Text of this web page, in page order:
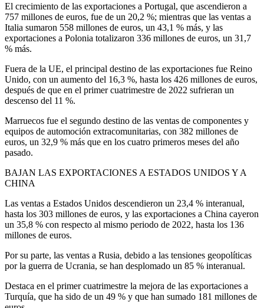
El crecimiento de las exportaciones a Portugal, que ascendieron a
757 millones de euros, fue de un 20,2 %; mientras que las ventas a
Italia sumaron 558 millones de euros, un 43,1 % más, y las
exportaciones a Polonia totalizaron 336 millones de euros, un 31,7
% más.
Fuera de la UE, el principal destino de las exportaciones fue Reino
Unido, con un aumento del 16,3 %, hasta los 426 millones de euros,
después de que en el primer cuatrimestre de 2022 sufrieran un
descenso del 11 %.
Marruecos fue el segundo destino de las ventas de componentes y
equipos de automoción extracomunitarias, con 382 millones de
euros, un 32,9 % más que en los cuatro primeros meses del año
pasado.
BAJAN LAS EXPORTACIONES A ESTADOS UNIDOS Y A
CHINA
Las ventas a Estados Unidos descendieron un 23,4 % interanual,
hasta los 303 millones de euros, y las exportaciones a China cayeron
un 35,8 % con respecto al mismo periodo de 2022, hasta los 136
millones de euros.
Por su parte, las ventas a Rusia, debido a las tensiones geopolíticas
por la guerra de Ucrania, se han desplomado un 85 % interanual.
Destaca en el primer cuatrimestre la mejora de las exportaciones a
Turquía, que ha sido de un 49 % y que han sumado 181 millones de